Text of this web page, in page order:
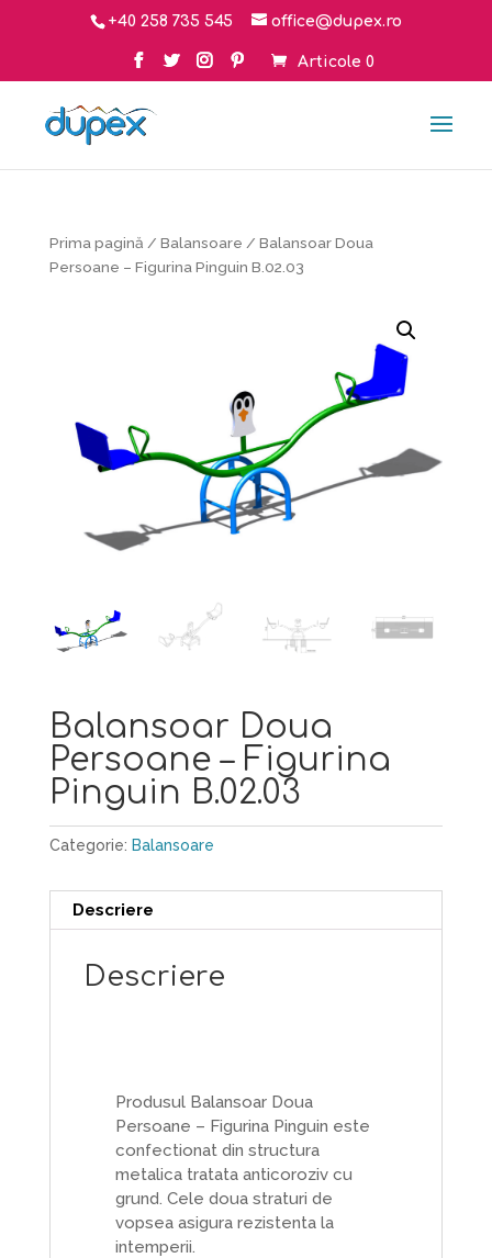
+40 258 735 545 office@dupex.ro
Articole 0
Prima pagină / Balansoare / Balansoar Doua
Persoane – Figurina Pinguin B.02.03
Balansoar Doua
Persoane – Figurina
Pinguin B.02.03
Categorie: Balansoare
Descriere
Descriere
Produsul Balansoar Doua
Persoane – Figurina Pinguin este
confectionat din structura
metalica tratata anticoroziv cu
grund. Cele doua straturi de
vopsea asigura rezistenta la
intemperii.